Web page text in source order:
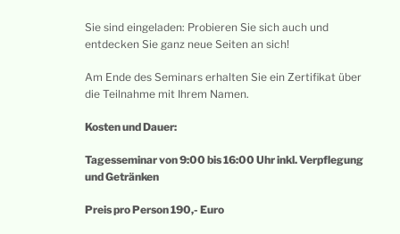
Sie sind eingeladen: Probieren Sie sich auch und
entdecken Sie ganz neue Seiten an sich!
Am Ende des Seminars erhalten Sie ein Zertifikat über
die Teilnahme mit Ihrem Namen.
Kosten und Dauer:
Tagesseminar von 9:00 bis 16:00 Uhr inkl. Verpflegung
und Getränken
Preis pro Person 190,- Euro